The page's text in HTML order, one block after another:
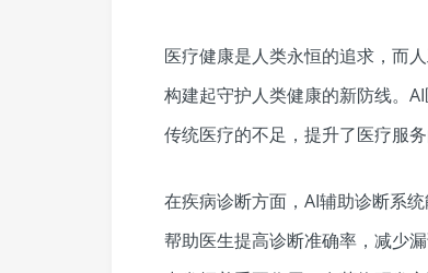
医疗健康是人类永恒的追求，而
构建起守护人类健康的新防线。
传统医疗的不足，提升了医疗服
在疾病诊断方面，AI辅助诊断系
帮助医生提高诊断准确率，减少